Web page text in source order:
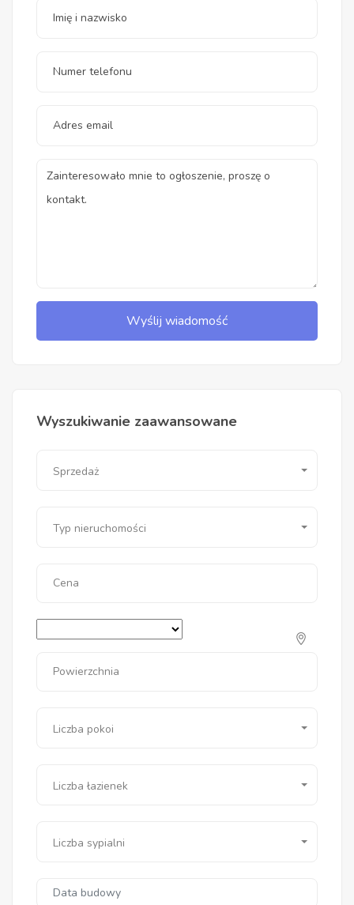
Wyślij wiadomość
Wyszukiwanie zaawansowane
Sprzedaż
Typ nieruchomości
Cena
Powierzchnia
Liczba pokoi
Liczba łazienek
Liczba sypialni